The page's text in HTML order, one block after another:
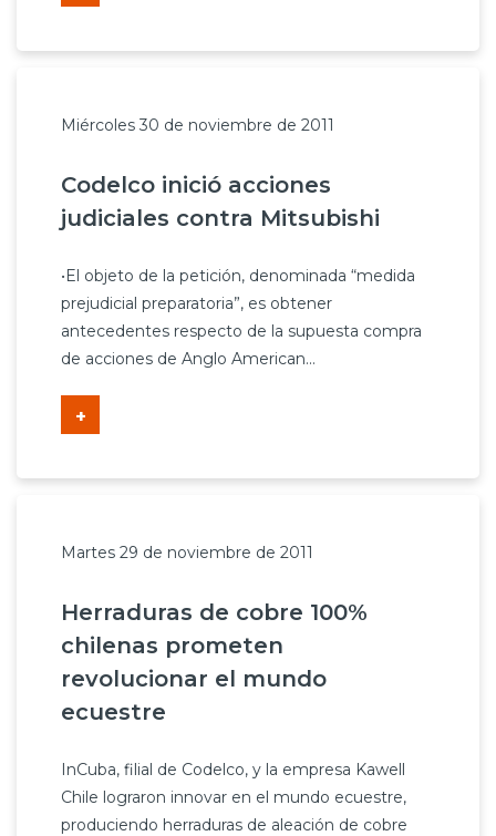
Miércoles 30 de noviembre de 2011
Codelco inició acciones
judiciales contra Mitsubishi
•El objeto de la petición, denominada “medida
prejudicial preparatoria”, es obtener
antecedentes respecto de la supuesta compra
de acciones de Anglo American...
+
Martes 29 de noviembre de 2011
Herraduras de cobre 100%
chilenas prometen
revolucionar el mundo
ecuestre
InCuba, filial de Codelco, y la empresa Kawell
Chile lograron innovar en el mundo ecuestre,
produciendo herraduras de aleación de cobre